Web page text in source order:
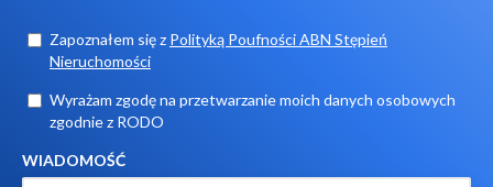
Zapoznałem się z Polityką Poufności ABN Stępień
Nieruchomości
Wyrażam zgodę na przetwarzanie moich danych osobowych
zgodnie z RODO
WIADOMOŚĆ